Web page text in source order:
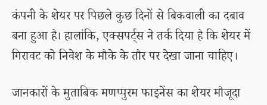
कंपनी के शेयर पर पिछले कुछ दिनों से बिकवाली का दबाव
बना हुआ है। हालांकि, एक्सपर्ट्स ने तर्क दिया है कि शेयर में
गिरावट को निवेश के मौके के तौर पर देखा जाना चाहिए।
जानकारों के मुताबिक मणप्पुरम फाइनेंस का शेयर मौजूदा